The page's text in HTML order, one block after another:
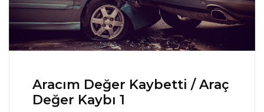
Aracım Değer Kaybetti / Araç
Değer Kaybı 1